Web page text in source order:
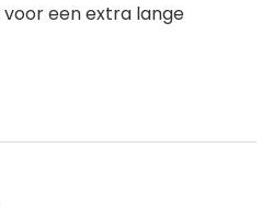
een extra lange